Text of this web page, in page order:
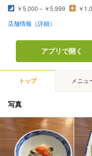
￥5,000～￥5,999 ￥
店舗情報（詳細）
アプリで開く
トップ メニュ
写真